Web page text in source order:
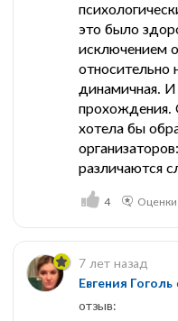
это было
исключением
относительно
динамичная.
прохождения.
хотела бы
различаются
4 Оценки
7 лет назад
Евгения Гоголь
отзыв: